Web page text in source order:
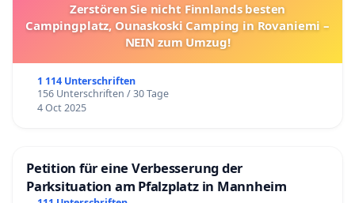
Zerstören Sie nicht Finnlands besten
Campingplatz, Ounaskoski Camping in Rovaniemi –
NEIN zum Umzug!
1 114 Unterschriften
156 Unterschriften / 30 Tage
4 Oct 2025
Petition für eine Verbesserung der
Parksituation am Pfalzplatz in Mannheim